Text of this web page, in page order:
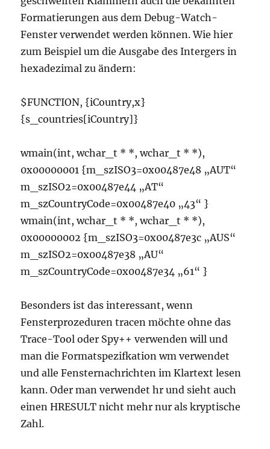
Formatierungen aus dem Debug-Watch-
Fenster verwendet werden können. Wie hier
zum Beispiel um die Ausgabe des Intergers in
hexadezimal zu ändern:
$FUNCTION, {iCountry,x}
{s_countries[iCountry]}
wmain(int, wchar_t * *, wchar_t * *),
0x00000001 {m_szISO3=0x00487e48 „AUT“
m_szISO2=0x00487e44 „AT“
m_szCountryCode=0x00487e40 „43“ }
wmain(int, wchar_t * *, wchar_t * *),
0x00000002 {m_szISO3=0x00487e3c „AUS“
m_szISO2=0x00487e38 „AU“
m_szCountryCode=0x00487e34 „61“ }
Besonders ist das interessant, wenn
Fensterprozeduren tracen möchte ohne das
Trace-Tool oder Spy++ verwenden will und
man die Formatspezifkation wm verwendet
und alle Fensternachrichten im Klartext lesen
kann. Oder man verwendet hr und sieht auch
einen HRESULT nicht mehr nur als kryptische
Zahl.